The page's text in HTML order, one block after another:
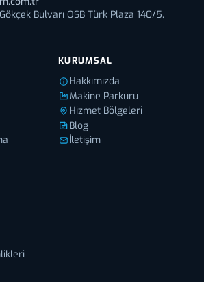
Bulvarı OSB Türk Plaza 140/5,
KURUMSAL
Hakkımızda
Makine Parkuru
Hizmet Bölgeleri
Blog
İletişim